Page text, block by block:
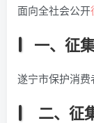
面向全社会公开
一、征
遂宁市保护消
二、征